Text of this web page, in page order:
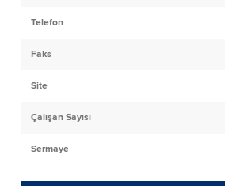
Telefon
Faks
Site
Çalışan Sayısı
Sermaye